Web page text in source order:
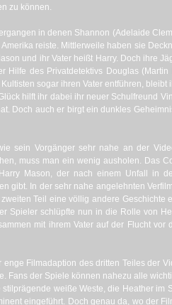
zu können.
in denen Shannon (Adelaide
reiste. Mittlerweile haben sie
und ihr Vater heißt Harry. Doch ihre
Hilfe des Privatdetektivs Douglas
sogar ihren Vater entführen, bleibt
hilft ihr dabei ihr neuer Schulfreund
Doch auch er birgt ein dunkles
sein Vorgänger sehr nahe an der
muss man ein wenig ausholen. Das
Mason, der nach einem Unfall in
gibt. In der sehr nahe angelehnten
Teil eine völlig andere Geschichte
Spieler schlüpfte nun in die Rolle von
mit ihrem Vater auf der Flucht vor
enge Filmadaption des dritten Teiles der
Fans der Spiele können nahezu alle
weiße Weste, die Heather im
eingeführt. Doch genau da, wo der